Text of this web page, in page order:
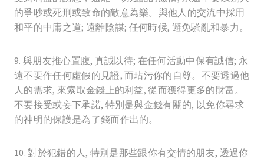
的爭吵或死刑或致命的敵意為樂。與他人的交流中採用
和平的中庸之道; 遠離陰謀; 任何時候, 避免騷亂和暴力。
9. 與朋友推心置腹, 真誠以待; 在任何活動中保有誠信; 永
遠不要作任何虛假的見證, 而玷污你的自尊。不要透過他
人的需求, 來索取金錢上的利益, 從而獲得更多的財富。
不要接受或妄下承諾, 特別是與金錢有關的, 以免你尋求
的神明的保護是為了錢而作出的。
10. 對於犯錯的人, 特別是那些跟你有交情的朋友, 透過你